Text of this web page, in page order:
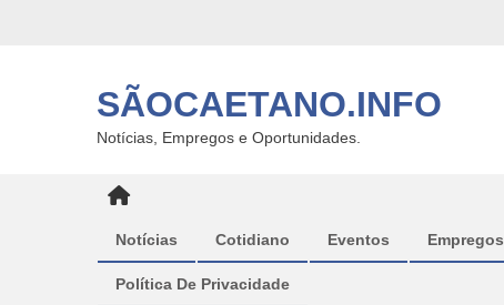
SÃOCAETANO.INFO
Notícias, Empregos e Oportunidades.
Notícias Cotidiano Eventos Empregos
Política De Privacidade